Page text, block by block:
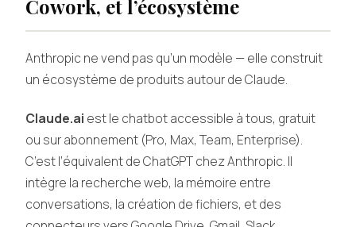
Cowork, et l’écosystème
Anthropic ne vend pas qu’un modèle — elle construit
un écosystème de produits autour de Claude.
Claude.ai est le chatbot accessible à tous, gratuit
ou sur abonnement (Pro, Max, Team, Enterprise).
C’est l’équivalent de ChatGPT chez Anthropic. Il
intègre la recherche web, la mémoire entre
conversations, la création de fichiers, et des